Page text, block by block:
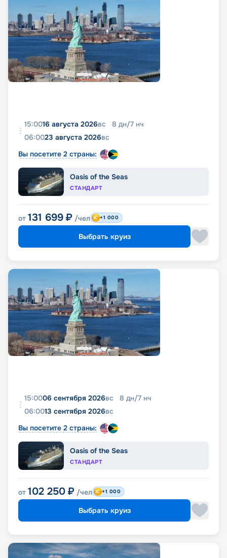
15:0016 августа 2026вс 8 дн/7 нч
06:0023 августа 2026вс
Вы посетите 2 страны:
Oasis of the Seas
СТАНДАРТ
от 131 699 ₽ /чел +1 000
Выбрать круиз
15:0006 сентября 2026вс 8 дн/7 нч
06:0013 сентября 2026вс
Вы посетите 2 страны:
Oasis of the Seas
СТАНДАРТ
от 102 250 ₽ /чел +1 000
Выбрать круиз